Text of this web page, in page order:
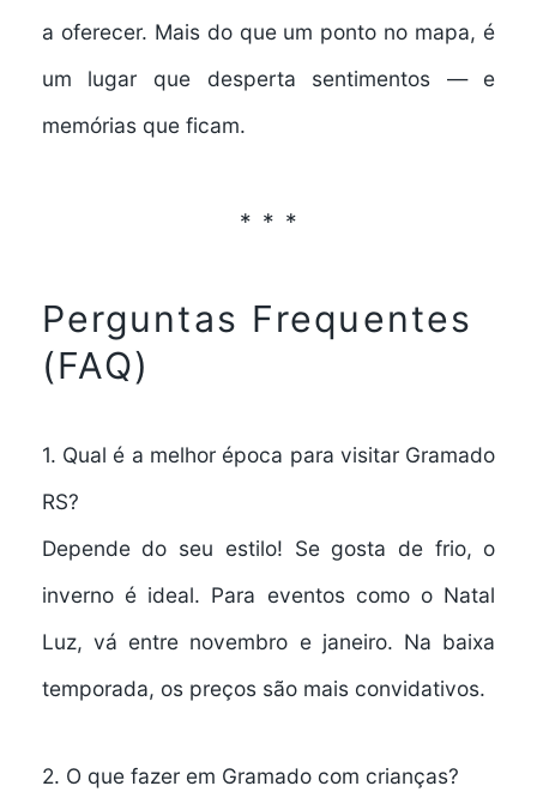
a oferecer. Mais do que um ponto no mapa, é
um lugar que desperta sentimentos — e
memórias que ficam.
Perguntas Frequentes
(FAQ)
1. Qual é a melhor época para visitar Gramado
RS?
Depende do seu estilo! Se gosta de frio, o
inverno é ideal. Para eventos como o Natal
Luz, vá entre novembro e janeiro. Na baixa
temporada, os preços são mais convidativos.
2. O que fazer em Gramado com crianças?